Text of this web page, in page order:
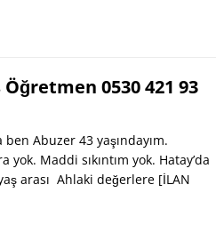
0530 421 93
ben Abuzer 43 yaşındayım.
Maddi sıkıntım yok. Hatay’da
arası Ahlaki değerlere [İLAN